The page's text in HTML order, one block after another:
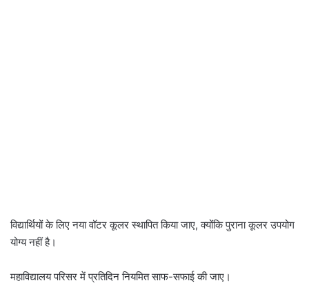
विद्यार्थियों के लिए नया वॉटर कूलर स्थापित किया जाए, क्योंकि पुराना कूलर उपयोग
योग्य नहीं है।
महाविद्यालय परिसर में प्रतिदिन नियमित साफ-सफाई की जाए।